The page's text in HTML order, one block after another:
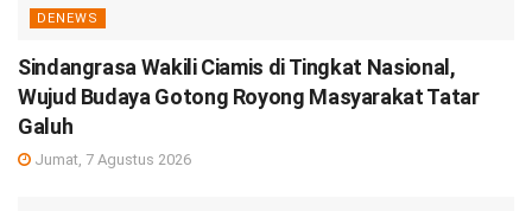
DENEWS
Sindangrasa Wakili Ciamis di Tingkat Nasional,
Wujud Budaya Gotong Royong Masyarakat Tatar
Galuh
Jumat, 7 Agustus 2026